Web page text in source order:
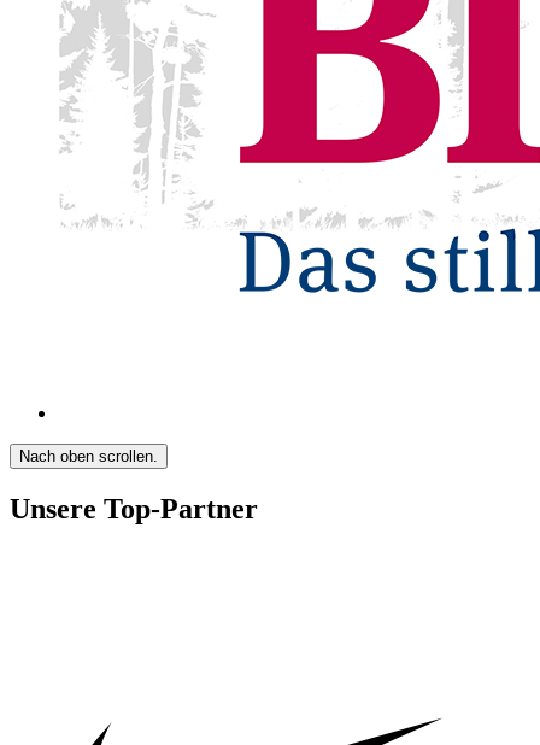
Nach oben scrollen.
Unsere Top-Partner